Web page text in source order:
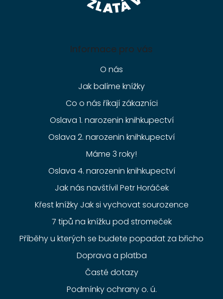
Informace pro vás
O nás
Jak balíme knížky
Co o nás říkají zákazníci
Oslava 1. narozenin knihkupectví
Oslava 2. narozenin knihkupectví
Máme 3 roky!
Oslava 4. narozenin knihkupectví
Jak nás navštívil Petr Horáček
Křest knížky Jak si vychovat sourozence
7 tipů na knížku pod stromeček
Příběhy u kterých se budete popadat za břicho
Doprava a platba
Časté dotazy
Podmínky ochrany o. ú.